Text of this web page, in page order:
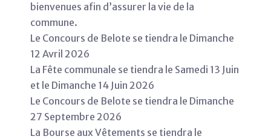
bienvenues afin d’assurer la vie de la
commune.
Le Concours de Belote se tiendra le Dimanche
12 Avril 2026
La Fête communale se tiendra le Samedi 13 Juin
et le Dimanche 14 Juin 2026
Le Concours de Belote se tiendra le Dimanche
27 Septembre 2026
La Bourse aux Vêtements se tiendra le